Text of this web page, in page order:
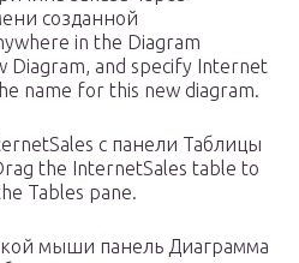
созданной
in the Diagram
Diagram, and specify Internet
name for this new diagram.
с панели Таблицы
the InternetSales table to
Tables pane.
мыши панель Диаграмма